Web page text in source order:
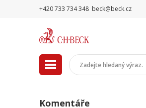
+420 733 734 348 beck@beck.cz
Komentáře